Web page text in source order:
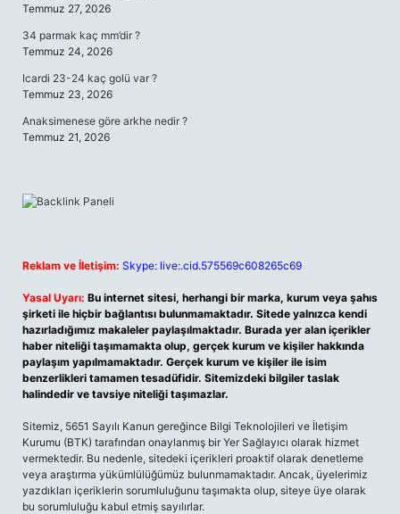
Temmuz 27, 2026
34 parmak kaç mm’dir ?
Temmuz 24, 2026
Icardi 23-24 kaç golü var ?
Temmuz 23, 2026
Anaksimenese göre arkhe nedir ?
Temmuz 21, 2026
Reklam ve İletişim: Skype: live:.cid.575569c608265c69
Yasal Uyarı: Bu internet sitesi, herhangi bir marka, kurum veya şahıs
şirketi ile hiçbir bağlantısı bulunmamaktadır. Sitede yalnızca kendi
hazırladığımız makaleler paylaşılmaktadır. Burada yer alan içerikler
haber niteliği taşımamakta olup, gerçek kurum ve kişiler hakkında
paylaşım yapılmamaktadır. Gerçek kurum ve kişiler ile isim
benzerlikleri tamamen tesadüfidir. Sitemizdeki bilgiler taslak
halindedir ve tavsiye niteliği taşımazlar.
Sitemiz, 5651 Sayılı Kanun gereğince Bilgi Teknolojileri ve İletişim
Kurumu (BTK) tarafından onaylanmış bir Yer Sağlayıcı olarak hizmet
vermektedir. Bu nedenle, sitedeki içerikleri proaktif olarak denetleme
veya araştırma yükümlülüğümüz bulunmamaktadır. Ancak, üyelerimiz
yazdıkları içeriklerin sorumluluğunu taşımakta olup, siteye üye olarak
bu sorumluluğu kabul etmiş sayılırlar.